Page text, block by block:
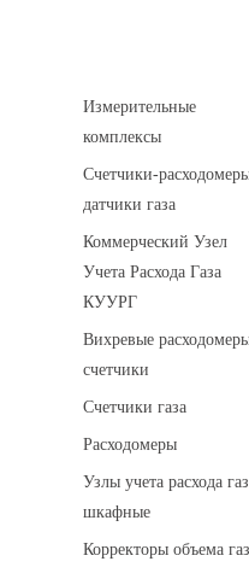
Измерительные
комплексы
Счетчики-
датчики газа
Коммерческий Узел
Учета Расхода Газа
КУУРГ
Вихревые
счетчики
Счетчики газа
Расходомеры
Узлы учета расхода
шкафные
Корректоры объема